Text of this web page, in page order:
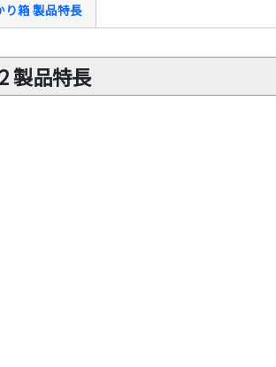
り箱 製品特長
製品特長